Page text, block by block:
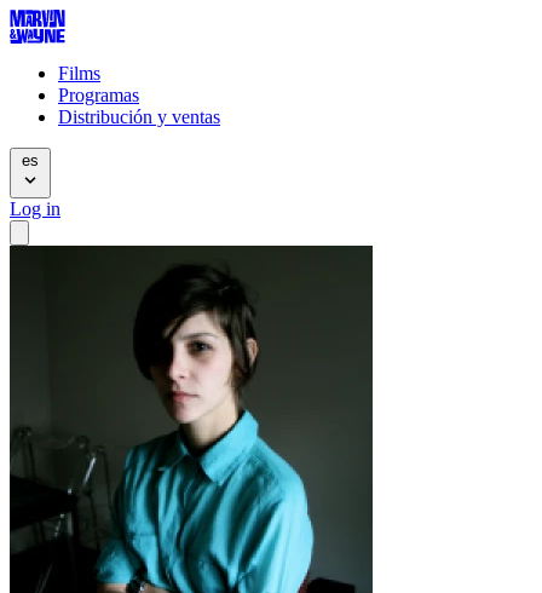
Films
Programas
Distribución y ventas
es
Log in